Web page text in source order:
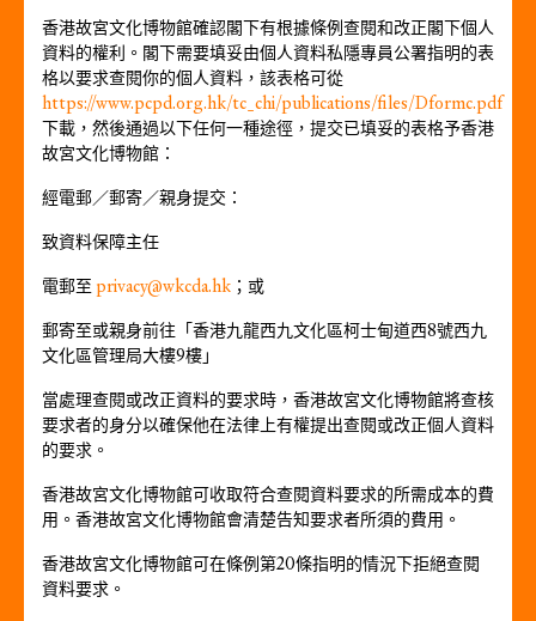
香港故宮文化博物館確認閣下有根據條例查閱和改正閣下個人
資料的權利。閣下需要填妥由個人資料私隱專員公署指明的表
格以要求查閱你的個人資料，該表格可從
https://www.pcpd.org.hk/tc_chi/publications/files/Dformc.pdf
下載，然後通過以下任何一種途徑，提交已填妥的表格予香港
故宮文化博物館：
經電郵／郵寄／親身提交：
致資料保障主任
電郵至 privacy@wkcda.hk ；或
郵寄至或親身前往「香港九龍西九文化區柯士甸道西8號西九
文化區管理局大樓9樓」
當處理查閱或改正資料的要求時，香港故宮文化博物館將查核
要求者的身分以確保他在法律上有權提出查閱或改正個人資料
的要求。
香港故宮文化博物館可收取符合查閱資料要求的所需成本的費
用。香港故宮文化博物館會清楚告知要求者所須的費用。
香港故宮文化博物館可在條例第20條指明的情況下拒絕查閱
資料要求。